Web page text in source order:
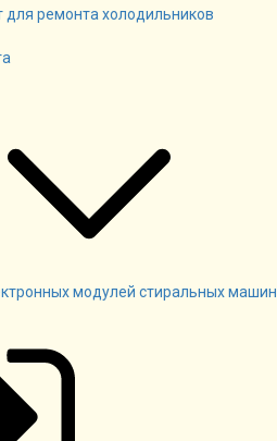
для ремонта холодильников
модулей стиральных машин